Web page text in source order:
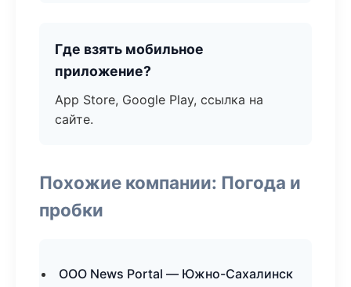
Где взять мобильное
приложение?
App Store, Google Play, ссылка на
сайте.
Похожие компании: Погода и
пробки
ООО News Portal — Южно-Сахалинск